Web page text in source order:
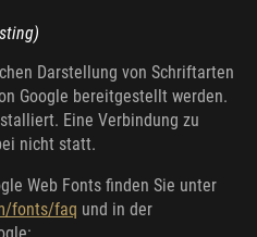
Darstellung von Schriftarten
Google bereitgestellt werden.
Eine Verbindung zu
nicht statt.
Web Fonts finden Sie unter
fonts/faq und in der